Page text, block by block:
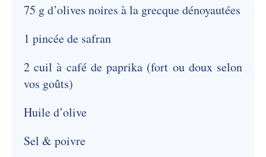
75 g d’olives noires à la grecque dénoyautées
1 pincée de safran
2 cuil à café de paprika (fort ou doux selon
vos goûts)
Huile d’olive
Sel & poivre